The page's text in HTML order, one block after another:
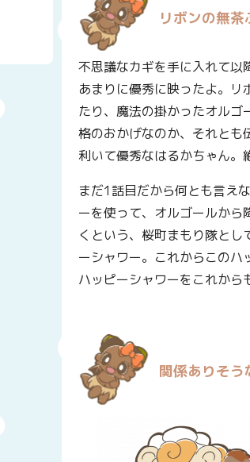
リボンの無
不思議なカギを手に入れて以
あまりに優秀に映ったよ。リ
たり、魔法の掛かったオル
格のおかげなのか、それとも
利いて優秀なはるかちゃん。
まだ1話目だから何とも言え
ーを使って、オルゴールから
くという、桜町まもり隊と
ーシャワー。これからこの
ハッピーシャワーをこれから
関係ありそう